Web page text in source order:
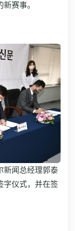
赛事。
新闻总经理郭泰
字仪式，并在签